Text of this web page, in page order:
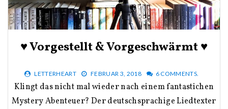
♥ Vorgestellt & Vorgeschwärmt ♥
LETTERHEART FEBRUAR 3, 2018 6 COMMENTS.
Klingt das nicht mal wieder nach einem fantastichen
Mystery Abenteuer? Der deutschsprachige Liedtexter